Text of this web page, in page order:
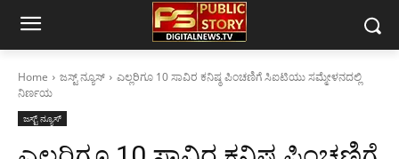
Home ಜಸ್ಟ್ ನ್ಯೂಸ್
ಎಲ್ಲರಿಗೂ 10 ಸಾವಿರ ಕನಿಷ್ಠ ಪಿಂಚಣಿಗೆ ಸಿಐಟಿಯು ಸಮ್ಮೇಳನದಲ್ಲಿ
ನಿರ್ಣಯ
ಜಸ್ಟ್ ನ್ಯೂಸ್